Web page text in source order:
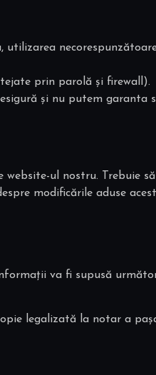
prin parolă și firewall).
și nu putem garanta
ul nostru. Trebuie
modificările aduse
va fi supusă
legalizată la notar a